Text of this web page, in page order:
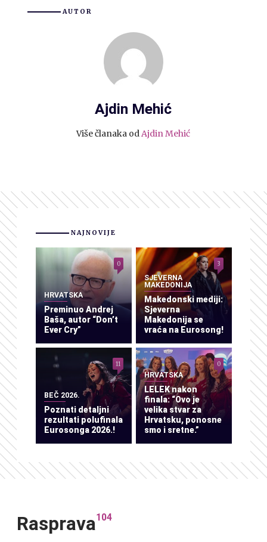
AUTOR
Ajdin Mehić
Više članaka odAjdin Mehić
NAJNOVIJE
HRVATSKA
Preminuo Andrej
Baša, autor “Don’t
Ever Cry”
0
SJEVERNA
MAKEDONIJA
Makedonski mediji:
Sjeverna
Makedonija se
vraća na Eurosong!
3
BEČ 2026.
Poznati detaljni
rezultati polufinala
Eurosonga 2026.!
11
HRVATSKA
LELEK nakon
finala: “Ovo je
velika stvar za
Hrvatsku, ponosne
smo i sretne.”
0
Rasprava104